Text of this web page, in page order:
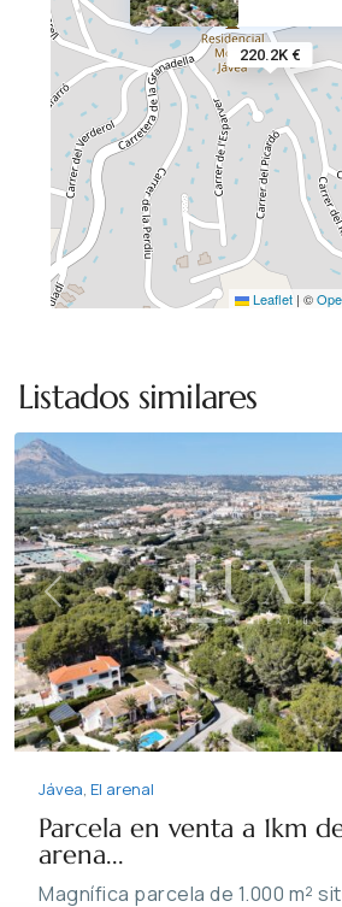
220.2K €
Leaflet | ©
Listados similares
arenal
Jávea
Previous
Jávea, El arenal
Parcela en venta a 1km
arena...
Magnífica parcela de 1.000 m²